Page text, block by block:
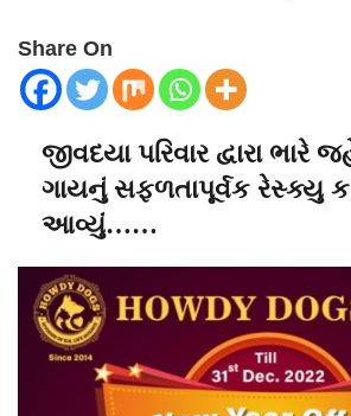
Share On
જીવદયા પરિવાર દ્વારા ભારે
ગાયનું સફળતાપૂર્વક રેસ્ક્યુ
આવ્યું……